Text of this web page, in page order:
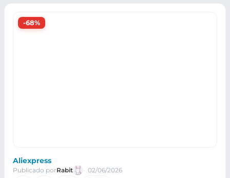
-68%
Aliexpress
Publicado porRabit 02/06/2026